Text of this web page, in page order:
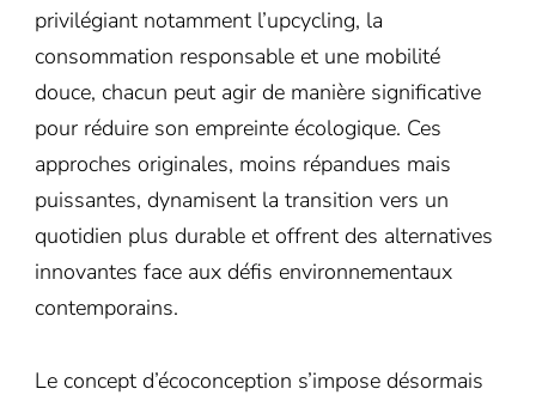
privilégiant notamment l’upcycling, la
consommation responsable et une mobilité
douce, chacun peut agir de manière significative
pour réduire son empreinte écologique. Ces
approches originales, moins répandues mais
puissantes, dynamisent la transition vers un
quotidien plus durable et offrent des alternatives
innovantes face aux défis environnementaux
contemporains.
Le concept d’écoconception s’impose désormais